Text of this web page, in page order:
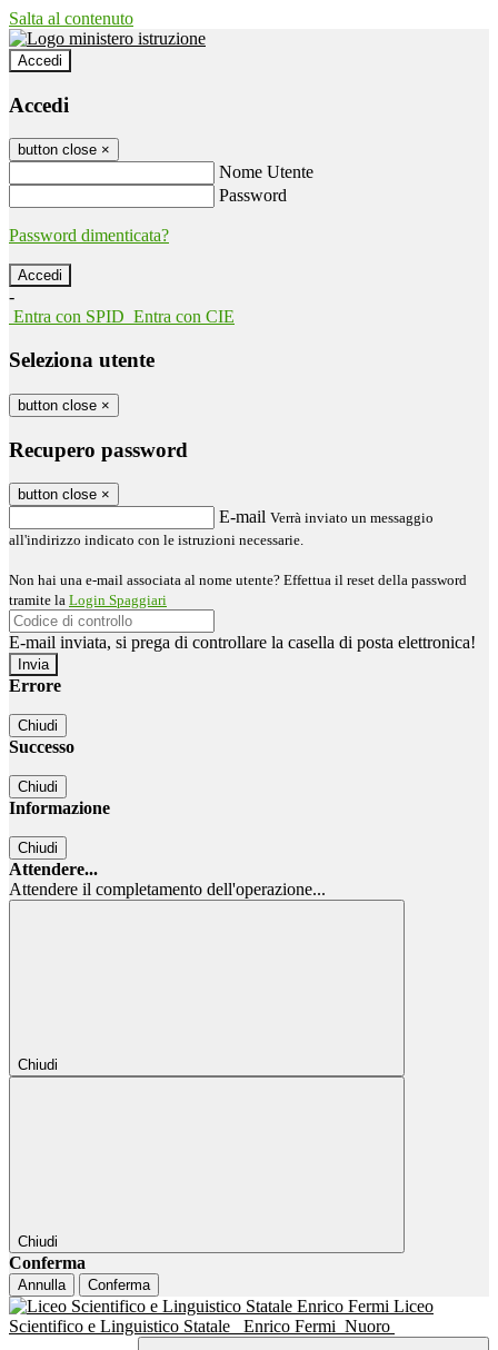
Salta al contenuto
Accedi
Accedi
button close ×
Nome Utente
Password
Password dimenticata?
-
Entra con SPID Entra con CIE
Seleziona utente
button close ×
Recupero password
button close ×
E-mail Verrà inviato un messaggio
all'indirizzo indicato con le istruzioni necessarie.
Non hai una e-mail associata al nome utente? Effettua il reset della password
tramite la Login Spaggiari
E-mail inviata, si prega di controllare la casella di posta elettronica!
Errore
Chiudi
Successo
Chiudi
Informazione
Chiudi
Attendere...
Attendere il completamento dell'operazione...
Chiudi
Chiudi
Conferma
Annulla Conferma
Liceo
Scientifico e Linguistico Statale
Enrico Fermi Nuoro